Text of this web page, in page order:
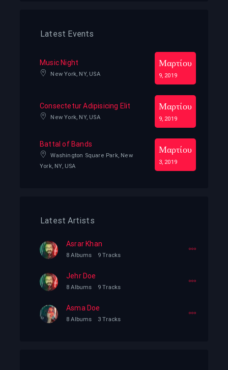
Latest Events
Music Night
New York, NY, USA
Μαρτίου
9, 2019
Consectetur Adipisicing Elit
New York, NY, USA
Μαρτίου
9, 2019
Battal of Bands
Washington Square Park, New
York, NY, USA
Μαρτίου
3, 2019
Latest Artists
Asrar Khan
8 Albums 9 Tracks
Jehr Doe
8 Albums 9 Tracks
Asma Doe
8 Albums 3 Tracks